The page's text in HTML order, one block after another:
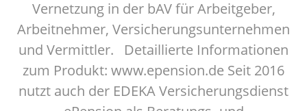
Vernetzung in der bAV für Arbeitgeber,
Arbeitnehmer, Versicherungsunternehmen
und Vermittler. Detaillierte Informationen
zum Produkt: www.epension.de Seit 2016
nutzt auch der EDEKA Versicherungsdienst